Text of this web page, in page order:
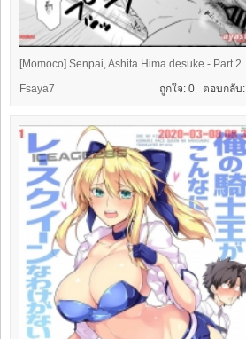
[Momoco] Senpai, Ashita Hima desuke - Part 2
ถูกใจ: 0 ตอบกลับ:
Fsaya7